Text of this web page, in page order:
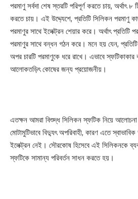
পরমাণু সর্বদা শেষ স্তরটি পরিপূর্ণ করতে চায়, অর্থাৎ ৮
করতে চায়। এই উদ্দ্যেশে, প্রতিটি সিলিকন পরমাণু
পরমাণুর সাথে ইলেক্ট্রন শেয়ার করে। অর্থাৎ প্রতিটি
পরমাণুর সাথে বন্ধন গঠন করে। মনে হয় যেন, প্রতিটি
অপর চারটি পরমাণুকে ধরে রাখে। এভাবে স্ফটিকাকার
আলোকতড়িৎ কোষের জন্য প্রয়োজনীয়।
এতক্ষন আমরা বিশুদ্ধ সিলিকন স্ফটিক নিয়ে
মোটামুটিভাবে বিদ্যুৎ অপরিবাহী, কারণ এতে
ইলেক্ট্রন নেই। সৌরকোষ হিসেবে এই সিলিকনকে
স্ফটিকে সামান্য পরিবর্তন সাধন করতে হয়।